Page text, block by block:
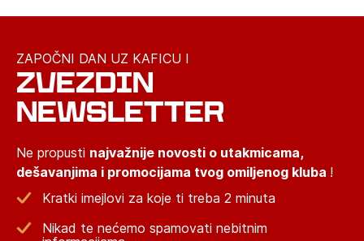
ZAPOČNI DAN UZ KAFICU I
ZVEZDIN
NEWSLETTER
Ne propusti najvažnije novosti o utakmicama,
dešavanjima i promocijama tvog omiljenog kluba !
Kratki imejlovi za koje ti treba 2 minuta
Nikad te nećemo spamovati nebitnim